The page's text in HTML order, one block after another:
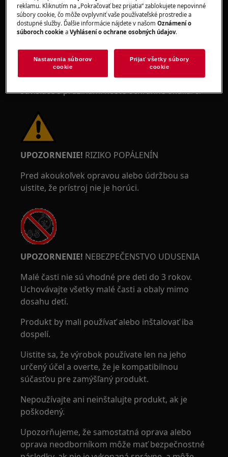
UPOZORNENIE!RIZIKO PORANENIA OČÍ
Pri vykonávaní údržby alebo opravy práce
súvisiace s pružinami noste ochranné okuliare.
UPOZORNENIE! RIZIKO POPÁLENÍN
Pred akoukoľvek opravou alebo údržbou sa
uistite, že prístroj nie je horúci.
UPOZORNENIE! NEBEZPEČENSTVO UDUSENIA
Malé časti nie sú vhodné pre deti do 3 rokov.
Uchovávajte všetky malé časti a obaly mimo
dosahu detí.
Produkt by mali používať alebo inštalovať iba
dospelí.
Uistite sa, že výrobok používate len na jeho
určený účel a overte, že je kompatibilnou
súčasťou pre zamýšľaný produkt.
Nepoužívajte ani neinštalujte produkt, ak je
poškodený.
Upozorňujeme, že samostatná oprava alebo
oprava neodborníkom môže mať bezpečnostné
reklamu. Kliknutím na „Pokračovať bez prijatia“ zablokujete nepovinné
súbory cookie, čo môže ovplyvniť vaše používateľské prostredie a
dostupné služby. Ďalšie informácie nájdete v našomOznámení o
súboroch cookie aVyhlásení o ochrane osobných údajov.
Nastavenia súborov
cookie
Prijať všetky súbory
cookie